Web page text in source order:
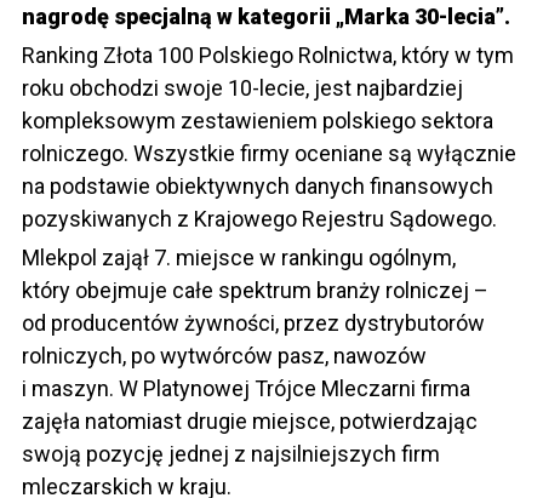
nagrodę specjalną w kategorii „Marka 30-lecia”.
Ranking Złota 100 Polskiego Rolnictwa, który w tym
roku obchodzi swoje 10-lecie, jest najbardziej
kompleksowym zestawieniem polskiego sektora
rolniczego. Wszystkie firmy oceniane są wyłącznie
na podstawie obiektywnych danych finansowych
pozyskiwanych z Krajowego Rejestru Sądowego.
Mlekpol zajął 7. miejsce w rankingu ogólnym,
który obejmuje całe spektrum branży rolniczej –
od producentów żywności, przez dystrybutorów
rolniczych, po wytwórców pasz, nawozów
i maszyn. W Platynowej Trójce Mleczarni firma
zajęła natomiast drugie miejsce, potwierdzając
swoją pozycję jednej z najsilniejszych firm
mleczarskich w kraju.